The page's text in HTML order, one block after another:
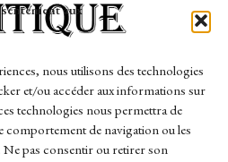
aux
nous utilisons des technologies
et/ou accéder aux informations sur
technologies nous permettra de
comportement de navigation ou les
Ne pas consentir ou retirer son